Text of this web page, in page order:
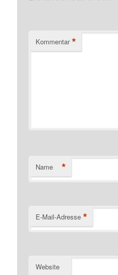
Kommentar *
Name *
E-Mail-Adresse *
Website